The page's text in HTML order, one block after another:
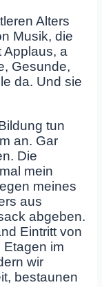
Alters
Musik, die
Applaus, a
Gesunde,
da. Und sie
tun
an. Gar
Die
mein
meines
aus
abgeben.
Eintritt von
Etagen im
wir
bestaunen